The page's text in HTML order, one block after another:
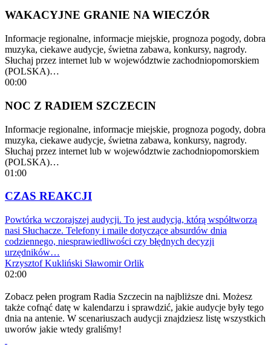
WAKACYJNE GRANIE NA WIECZÓR
Informacje regionalne, informacje miejskie, prognoza pogody, dobra
muzyka, ciekawe audycje, świetna zabawa, konkursy, nagrody.
Słuchaj przez internet lub w województwie zachodniopomorskiem
(POLSKA)…
00:00
NOC Z RADIEM SZCZECIN
Informacje regionalne, informacje miejskie, prognoza pogody, dobra
muzyka, ciekawe audycje, świetna zabawa, konkursy, nagrody.
Słuchaj przez internet lub w województwie zachodniopomorskiem
(POLSKA)…
01:00
CZAS REAKCJI
Powtórka wczorajszej audycji. To jest audycja, którą współtworzą
nasi Słuchacze. Telefony i maile dotyczące absurdów dnia
codziennego, niesprawiedliwości czy błędnych decyzji
urzędników…
Krzysztof Kukliński Sławomir Orlik
02:00
Zobacz pełen program Radia Szczecin na najbliższe dni. Możesz
także cofnąć datę w kalendarzu i sprawdzić, jakie audycje były tego
dnia na antenie. W scenariuszach audycji znajdziesz listę wszystkich
uworów jakie wtedy graliśmy!